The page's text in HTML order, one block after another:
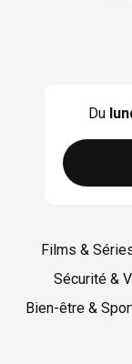
Du
Films &
Sécurité &
Bien-être &